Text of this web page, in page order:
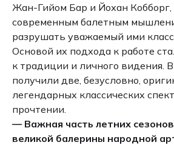
Жан-Гийом Бар и Йохан Кобборг,
современным балетным
разрушать уважаемый ими
Основой их подхода к работе
к традиции и личного видения.
получили две, безусловно,
легендарных классических
прочтении.
— Важная часть летних
великой балерины народной